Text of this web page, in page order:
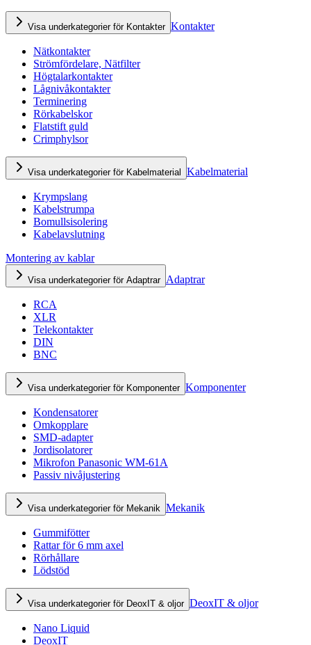
Visa underkategorier för Kontakter Kontakter
Nätkontakter
Strömfördelare, Nätfilter
Högtalarkontakter
Lågnivåkontakter
Terminering
Rörkabelskor
Flatstift guld
Crimphylsor
Visa underkategorier för Kabelmaterial Kabelmaterial
Krympslang
Kabelstrumpa
Bomullsisolering
Kabelavslutning
Montering av kablar
Visa underkategorier för Adaptrar Adaptrar
RCA
XLR
Telekontakter
DIN
BNC
Visa underkategorier för Komponenter Komponenter
Kondensatorer
Omkopplare
SMD-adapter
Jordisolatorer
Mikrofon Panasonic WM-61A
Passiv nivåjustering
Visa underkategorier för Mekanik Mekanik
Gummifötter
Rattar för 6 mm axel
Rörhållare
Lödstöd
Visa underkategorier för DeoxIT & oljor DeoxIT & oljor
Nano Liquid
DeoxIT